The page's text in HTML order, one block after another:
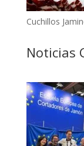
Cuchillos
Noticias